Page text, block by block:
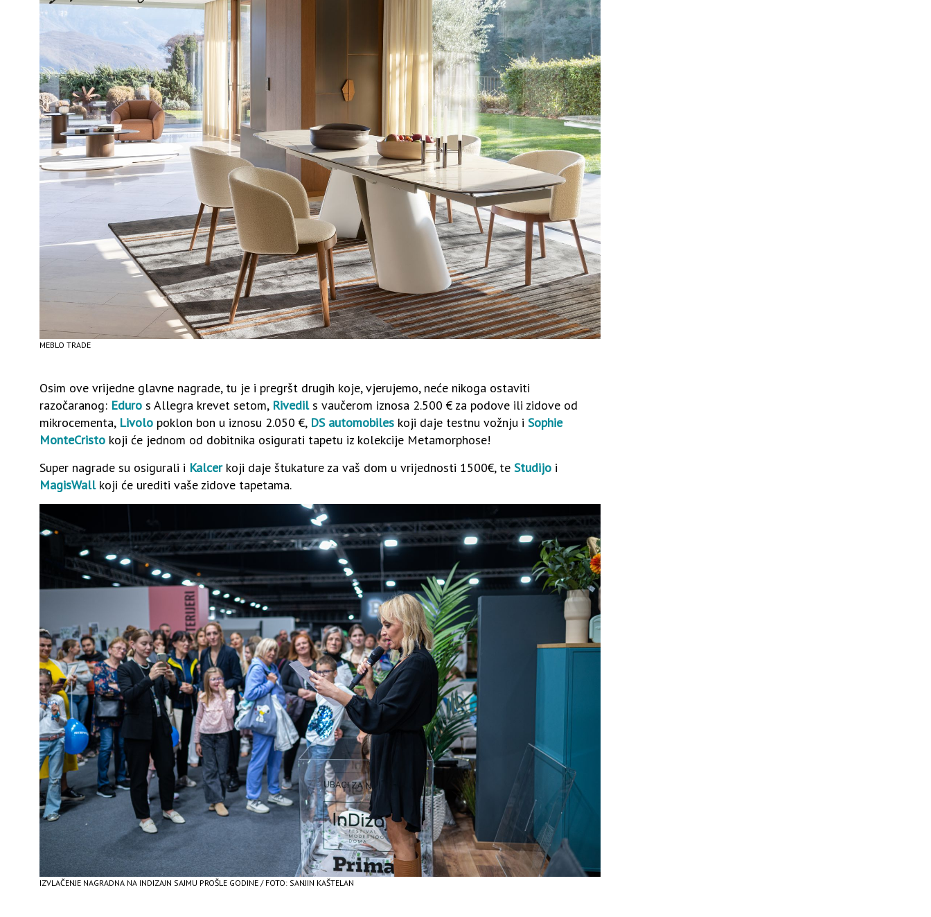
MEBLO TRADE
Osim ove vrijedne glavne nagrade, tu je i pregršt drugih koje, vjerujemo, neće nikoga ostaviti
razočaranog: Eduro s Allegra krevet setom, Rivedils vaučerom iznosa 2.500 € za podove ili zidove od
mikrocementa, Livolo poklon bon u iznosu 2.050 €, DS automobiles koji daje testnu vožnju i Sophie
MonteCristo koji će jednom od dobitnika osigurati tapetu iz kolekcije Metamorphose!
Super nagrade su osigurali i Kalcer koji daje štukature za vaš dom u vrijednosti 1500€, te Studijo i
MagisWallkoji će urediti vaše zidove tapetama.
IZVLAČENJE NAGRADNA NA INDIZAJN SAJMU PROŠLE GODINE / FOTO: SANJIN KAŠTELAN